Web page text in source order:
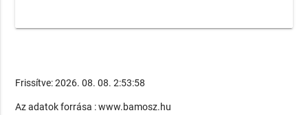
Frissítve: 2026. 08. 08. 2:53:58
Az adatok forrása : www.bamosz.hu